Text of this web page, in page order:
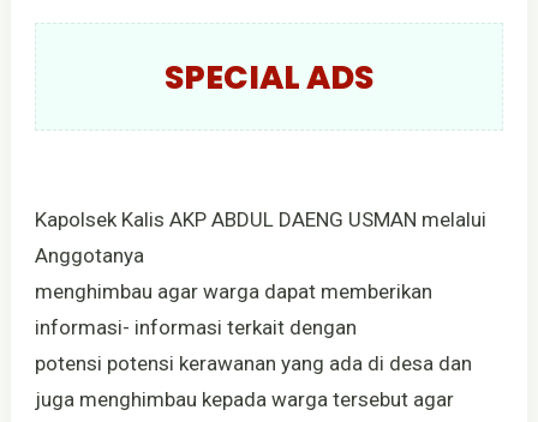
SPECIAL ADS
Kapolsek Kalis AKP ABDUL DAENG USMAN melalui
Anggotanya
menghimbau agar warga dapat memberikan
informasi- informasi terkait dengan
potensi potensi kerawanan yang ada di desa dan
juga menghimbau kepada warga tersebut agar